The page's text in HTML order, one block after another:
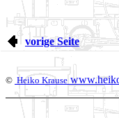
vorige Seite
© Heiko Krause